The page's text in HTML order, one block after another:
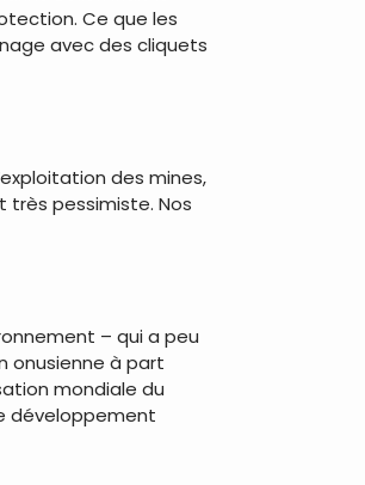
Ce que les
avec des cliquets
des mines,
très pessimiste. Nos
– qui a peu
onusienne à part
mondiale du
développement